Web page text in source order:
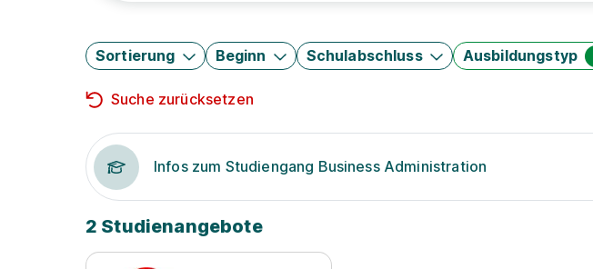
Sortierung Beginn Schulabschluss Ausbildungstyp
Suche zurücksetzen
Infos zum Studiengang Business Administration
2 Studienangebote